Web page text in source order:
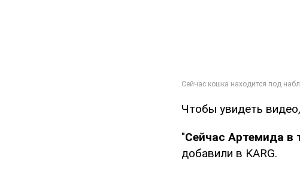
Чтобы увидеть видео,
"Сейчас Артемида в
добавили в KARG.